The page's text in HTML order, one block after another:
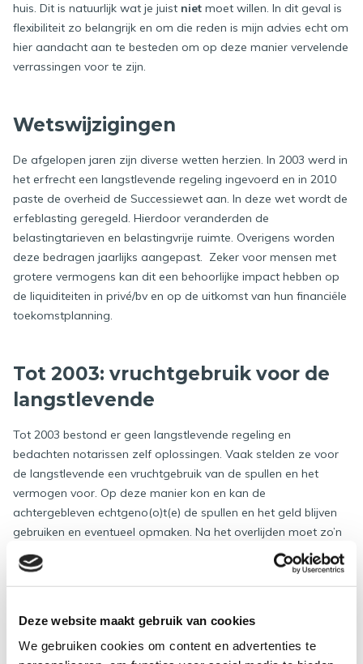
Deze website maakt gebruik van cookies
We gebruiken cookies om content en advertenties te
huis. Dit is natuurlijk wat je juist niet moet willen. In dit geval is
flexibiliteit zo belangrijk en om die reden is mijn advies echt om
hier aandacht aan te besteden om op deze manier vervelende
verrassingen voor te zijn.
Wetswijzigingen
De afgelopen jaren zijn diverse wetten herzien. In 2003 werd in
het erfrecht een langstlevende regeling ingevoerd en in 2010
paste de overheid de Successiewet aan. In deze wet wordt de
erfeblasting geregeld. Hierdoor veranderden de
belastingtarieven en belastingvrije ruimte. Overigens worden
deze bedragen jaarlijks aangepast. Zeker voor mensen met
grotere vermogens kan dit een behoorlijke impact hebben op
de liquiditeiten in privé/bv en op de uitkomst van hun financiële
toekomstplanning.
Tot 2003: vruchtgebruik voor de
langstlevende
Tot 2003 bestond er geen langstlevende regeling en
bedachten notarissen zelf oplossingen. Vaak stelden ze voor
de langstlevende een vruchtgebruik van de spullen en het
vermogen voor. Op deze manier kon en kan de
achtergebleven echtgeno(o)t(e) de spullen en het geld blijven
gebruiken en eventueel opmaken. Na het overlijden moet zo’n
regeling in het testament nog wel juridisch worden uitgevoerd.
Om het vruchtgebruik juridisch uit te voeren, moet de notaris
dan een extra akte opstellen na het overlijden van de eerste
mee. Bovendien heb je bij deze regeling altijd de medewerking
van de kinderen nodig. Ze moeten bijvoorbeeld een